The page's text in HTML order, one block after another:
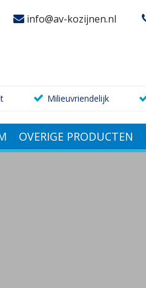
info@av-kozijnen.nl
Milieuvriendelijk
OVERIGE PRODUCTEN